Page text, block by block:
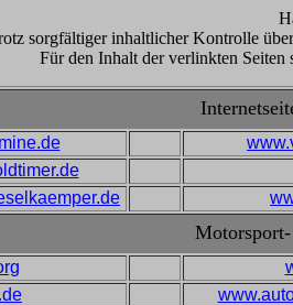
sorgfältiger inhaltlicher Kontrolle
Für den Inhalt der verlinkten